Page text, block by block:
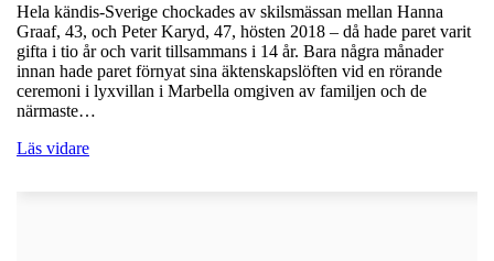
Hela kändis-Sverige chockades av skilsmässan mellan Hanna
Graaf, 43, och Peter Karyd, 47, hösten 2018 – då hade paret varit
gifta i tio år och varit tillsammans i 14 år. Bara några månader
innan hade paret förnyat sina äktenskapslöften vid en rörande
ceremoni i lyxvillan i Marbella omgiven av familjen och de
närmaste…
Läs vidare